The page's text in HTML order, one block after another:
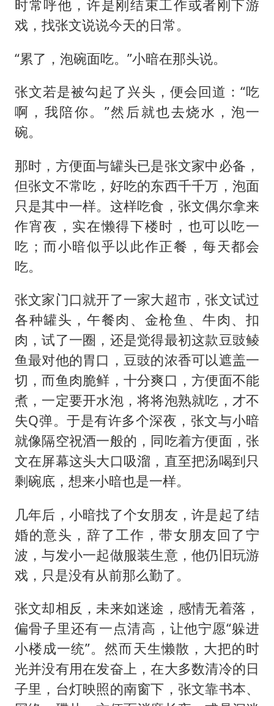
时常呼他，许是刚结束工作或者刚下游
戏，找张文说说今天的日常。
“累了，泡碗面吃。”小暗在那头说。
张文若是被勾起了兴头，便会回道：“吃
啊，我陪你。”然后就也去烧水，泡一
碗。
那时，方便面与罐头已是张文家中必备，
但张文不常吃，好吃的东西千千万，泡面
只是其中一样。这样吃食，张文偶尔拿来
作宵夜，实在懒得下楼时，也可以吃一
吃；而小暗似乎以此作正餐，每天都会
吃。
张文家门口就开了一家大超市，张文试过
各种罐头，午餐肉、金枪鱼、牛肉、扣
肉，试了一圈，还是觉得最初这款豆豉鲮
鱼最对他的胃口，豆豉的浓香可以遮盖一
切，而鱼肉脆鲜，十分爽口，方便面不能
煮，一定要开水泡，将将泡熟就吃，才不
失Q弹。于是有许多个深夜，张文与小暗
就像隔空祝酒一般的，同吃着方便面，张
文在屏幕这头大口吸溜，直至把汤喝到只
剩碗底，想来小暗也是一样。
几年后，小暗找了个女朋友，许是起了结
婚的意头，辞了工作，带女朋友回了宁
波，与发小一起做服装生意，他仍旧玩游
戏，只是没有从前那么勤了。
张文却相反，未来如迷途，感情无着落，
偏骨子里还有一点清高，让他宁愿“躲进
小楼成一统”。然而天生懒散，大把的时
光并没有用在发奋上，在大多数清冷的日
子里，台灯映照的南窗下，张文靠书本、